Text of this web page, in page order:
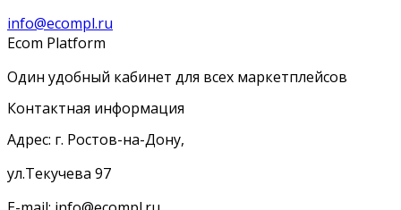
info@ecompl.ru
Ecom Platform
Один удобный кабинет для всех маркетплейсов
Контактная информация
Адрес: г. Ростов-на-Дону,
ул.Текучева 97